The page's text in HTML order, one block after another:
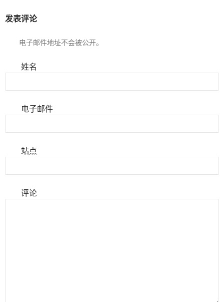
发表评论
电子邮件地址不会被公开。
姓名
电子邮件
站点
评论